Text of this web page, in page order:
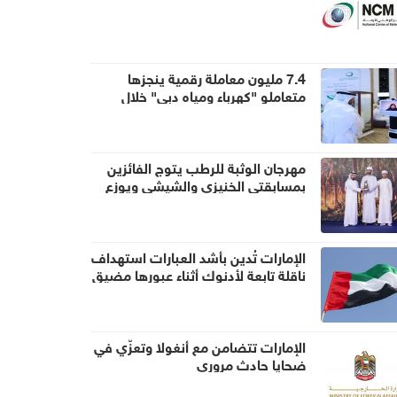
7.4 مليون معاملة رقمية ينجزها
متعاملو "كهرباء ومياه دبي" خلال
مهرجان الوثبة للرطب يتوج الفائزين
بمسابقتي الخنيزي والشيشي ويوزع
الإمارات تُدين بأشد العبارات استهداف
ناقلة تابعة لأدنوك أثناء عبورها مضيق
الإمارات تتضامن مع أنغولا وتعزّي في
ضحايا حادث مروري